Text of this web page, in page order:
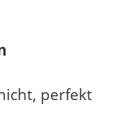
perfekt